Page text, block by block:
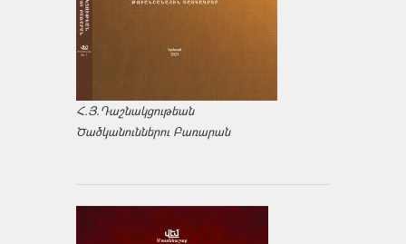
Հ.Յ.Դաշնակցութեան
Ծածկանուններու Բառարան